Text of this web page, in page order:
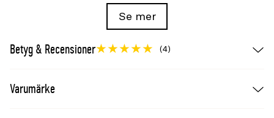
Trådtjocklek: 1,05mm
För puts och trädgårdsprojekt
Se även
Se mer
Betyg & Recensioner (4)
Varumärke